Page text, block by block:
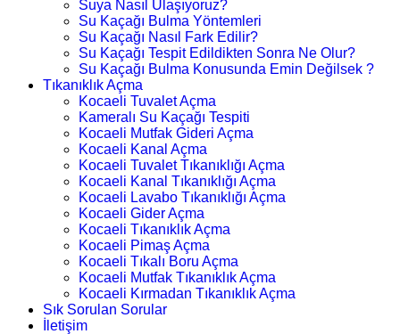
Suya Nasıl Ulaşıyoruz?
Su Kaçağı Bulma Yöntemleri
Su Kaçağı Nasıl Fark Edilir?
Su Kaçağı Tespit Edildikten Sonra Ne Olur?
Su Kaçağı Bulma Konusunda Emin Değilsek ?
Tıkanıklık Açma
Kocaeli Tuvalet Açma
Kameralı Su Kaçağı Tespiti
Kocaeli Mutfak Gideri Açma
Kocaeli Kanal Açma
Kocaeli Tuvalet Tıkanıklığı Açma
Kocaeli Kanal Tıkanıklığı Açma
Kocaeli Lavabo Tıkanıklığı Açma
Kocaeli Gider Açma
Kocaeli Tıkanıklık Açma
Kocaeli Pimaş Açma
Kocaeli Tıkalı Boru Açma
Kocaeli Mutfak Tıkanıklık Açma
Kocaeli Kırmadan Tıkanıklık Açma
Sık Sorulan Sorular
İletişim